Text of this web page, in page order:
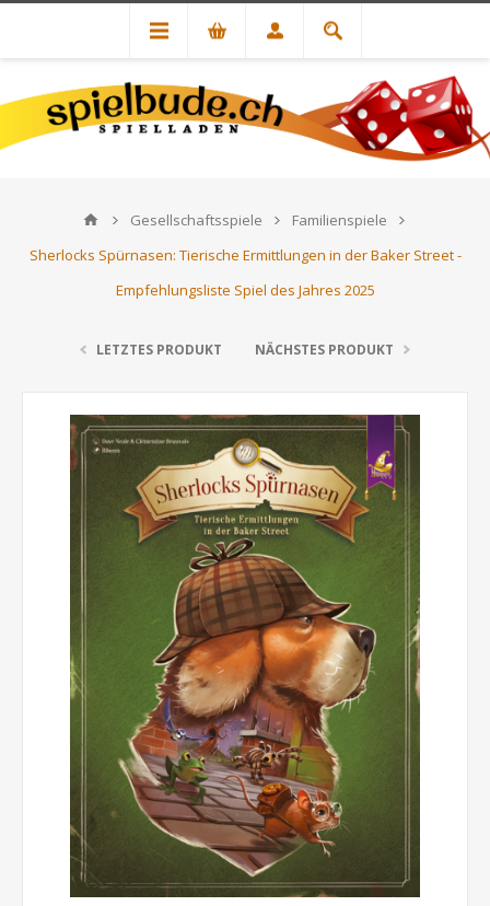
Gesellschaftsspiele
Familienspiele
Sherlocks Spürnasen: Tierische Ermittlungen in der Baker Street -
Empfehlungsliste Spiel des Jahres 2025
LETZTES PRODUKT NÄCHSTES PRODUKT